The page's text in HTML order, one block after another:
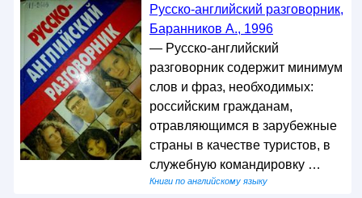
Русско-английский разговорник,
Баранников А., 1996
— Русско-английский
разговорник содержит минимум
слов и фраз, необходимых:
российским гражданам,
отравляющимся в зарубежные
страны в качестве туристов, в
служебную командировку …
Книги по английскому языку